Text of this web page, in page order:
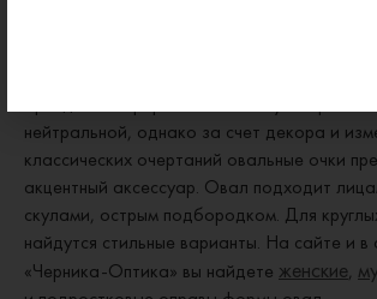
Овальные оправы для зрения выпускают
нейтральной, однако за счет декора и
классических очертаний овальные очки
акцентный аксессуар. Овал подходит
скулами, острым подбородком. Для
найдутся стильные варианты. На сайте и в
«Черника-Оптика» вы найдете женские,